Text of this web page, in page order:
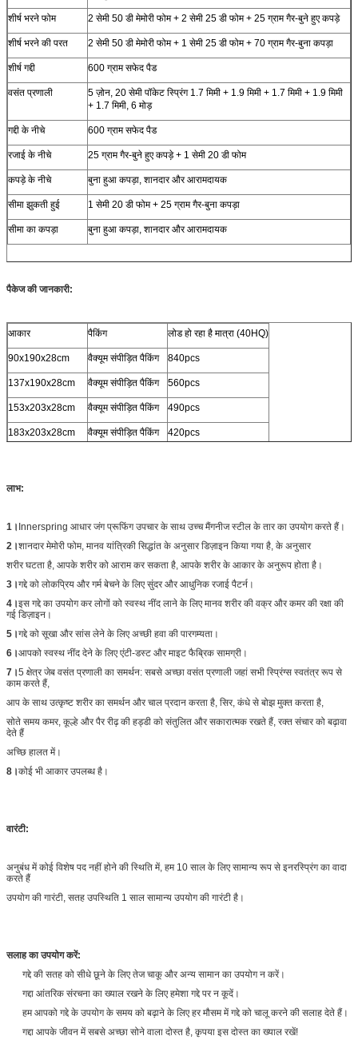
शीर्ष भरने फोम 2 सेमी 50 डी मेमोरी फोम + 2 सेमी 25 डी फोम + 25 ग्राम गैर-बुने हुए कपड़े
शीर्ष भरने की परत 2 सेमी 50 डी मेमोरी फोम + 1 सेमी 25 डी फोम + 70 ग्राम गैर-बुना कपड़ा
शीर्ष गद्दी 600 ग्राम सफेद पैड
वसंत प्रणाली
5 ज़ोन, 20 सेमी पॉकेट स्प्रिंग 1.7 मिमी + 1.9 मिमी + 1.7 मिमी + 1.9 मिमी
+ 1.7 मिमी, 6 मोड़
गद्दी के नीचे 600 ग्राम सफेद पैड
रजाई के नीचे 25 ग्राम गैर-बुने हुए कपड़े + 1 सेमी 20 डी फोम
कपड़े के नीचे बुना हुआ कपड़ा, शानदार और आरामदायक
सीमा झुकती हुई 1 सेमी 20 डी फोम + 25 ग्राम गैर-बुना कपड़ा
सीमा का कपड़ा बुना हुआ कपड़ा, शानदार और आरामदायक
पैकेज की जानकारी:
आकार पैकिंग लोड हो रहा है मात्रा (40HQ)
90x190x28cm वैक्यूम संपीड़ित पैकिंग 840pcs
137x190x28cm वैक्यूम संपीड़ित पैकिंग 560pcs
153x203x28cm वैक्यूम संपीड़ित पैकिंग 490pcs
183x203x28cm वैक्यूम संपीड़ित पैकिंग 420pcs
लाभ:
1। Innerspring आधार जंग प्रूफिंग उपचार के साथ उच्च मैंगनीज स्टील के तार का उपयोग करते हैं।
2।शानदार मेमोरी फोम, मानव यांत्रिकी सिद्धांत के अनुसार डिज़ाइन किया गया है, के अनुसार
शरीर घटता है, आपके शरीर को आराम कर सकता है, आपके शरीर के आकार के अनुरूप होता है।
3।गद्दे को लोकप्रिय और गर्म बेचने के लिए सुंदर और आधुनिक रजाई पैटर्न।
4।इस गद्दे का उपयोग कर लोगों को स्वस्थ नींद लाने के लिए मानव शरीर की वक्र और कमर की रक्षा की
गई डिज़ाइन।
5।गद्दे को सूखा और सांस लेने के लिए अच्छी हवा की पारगम्यता।
6।आपको स्वस्थ नींद देने के लिए एंटी-डस्ट और माइट फैब्रिक सामग्री।
7।5 क्षेत्र जेब वसंत प्रणाली का समर्थन: सबसे अच्छा वसंत प्रणाली जहां सभी स्प्रिंग्स स्वतंत्र रूप से
काम करते हैं,
आप के साथ उत्कृष्ट शरीर का समर्थन और चाल प्रदान करता है, सिर, कंधे से बोझ मुक्त करता है,
सोते समय कमर, कूल्हे और पैर रीढ़ की हड्डी को संतुलित और सकारात्मक रखते हैं, रक्त संचार को बढ़ावा
देते हैं
अच्छि हालत में।
8।कोई भी आकार उपलब्ध है।
वारंटी:
अनुबंध में कोई विशेष पद नहीं होने की स्थिति में, हम 10 साल के लिए सामान्य रूप से इनरस्प्रिंग का वादा
करते हैं
उपयोग की गारंटी, सतह उपस्थिति 1 साल सामान्य उपयोग की गारंटी है।
सलाह का उपयोग करें:
गद्दे की सतह को सीधे छूने के लिए तेज चाकू और अन्य सामान का उपयोग न करें।
गद्दा आंतरिक संरचना का ख्याल रखने के लिए हमेशा गद्दे पर न कूदें।
हम आपको गद्दे के उपयोग के समय को बढ़ाने के लिए हर मौसम में गद्दे को चालू करने की सलाह देते हैं।
गद्दा आपके जीवन में सबसे अच्छा सोने वाला दोस्त है, कृपया इस दोस्त का ख्याल रखें!